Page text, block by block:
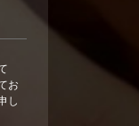
お
し